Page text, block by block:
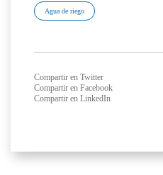
Agua de riego
Compartir en Twitter
Compartir en Facebook
Compartir en LinkedIn